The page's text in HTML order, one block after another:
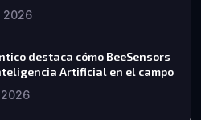
2026
destaca cómo BeeSensors
Artificial en el campo